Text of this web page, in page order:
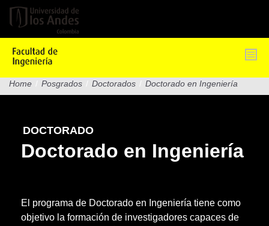
Pasar
contenido
Home / Posgrados / Doctorados / Doctorado en Ingeniería
DOCTORADO
Doctorado en Ingeniería
El programa de Doctorado en Ingeniería tiene como
objetivo la formación de investigadores capaces de